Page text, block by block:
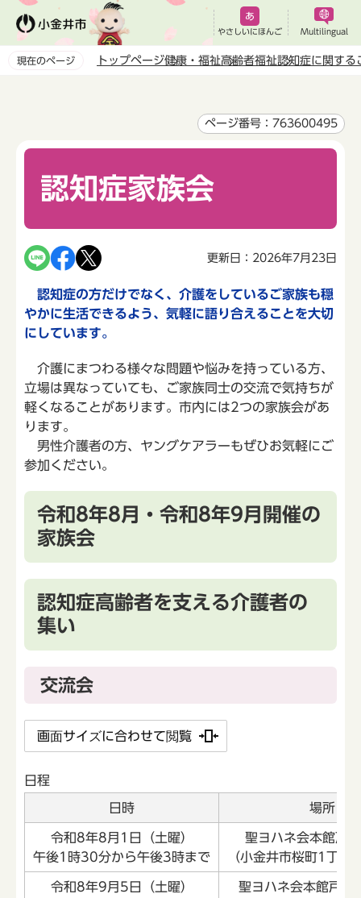
ペ
やさしいにほんご Multilingual
現在のページ トップページ健康・福祉高齢者福祉認知症に関する
ページ番号：763600495
認知症家族会
更新日：2026年7月23日
認知症の方だけでなく、介護をしているご家族も穏
やかに生活できるよう、気軽に語り合えることを大切
にしています。
介護にまつわる様々な問題や悩みを持っている方、
立場は異なっていても、ご家族同士の交流で気持ちが
軽くなることがあります。市内には2つの家族会があ
ります。
男性介護者の方、ヤングケアラーもぜひお気軽にご
参加ください。
令和8年8月・令和8年9月開催の
家族会
認知症高齢者を支える介護者の
集い
交流会
画面サイズに合わせて閲覧
日程
日時 場所
令和8年8月1日（土曜）
午後1時30分から午後3時まで
聖ヨハネ会本館戸
（小金井市桜町1丁目
令和8年9月5日（土曜）
聖ヨハネ会本館戸塚